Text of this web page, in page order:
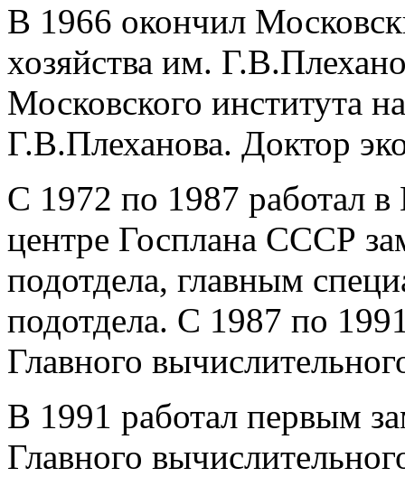
В 1966 окончил
хозяйства им.
Московского института
Г.В.Плеханова. Доктор
С 1972 по 1987 работал
центре Госплана СССР
подотдела, главным
подотдела. С 1987 по
Главного
В 1991 работал первым
Главного